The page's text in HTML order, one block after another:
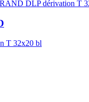
T 32x20 bl